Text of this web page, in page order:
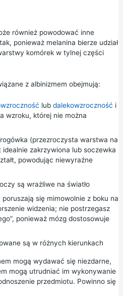
również powodować inne
ponieważ melanina bierze udział
komórek w tylnej części
z albinizmem obejmują:
lub dalekowzroczność i
wzroku, której nie można
(przezroczysta warstwa na
idealnie zakrzywiona lub soczewka
powodując niewyraźne
są wrażliwe na światło
się mimowolnie z boku na
widzenia; nie postrzegasz
ponieważ mózg dostosowuje
są w różnych kierunkach
mogą wydawać się niezdarne,
mogą utrudniać im wykonywanie
przedmiotu. Powinno się